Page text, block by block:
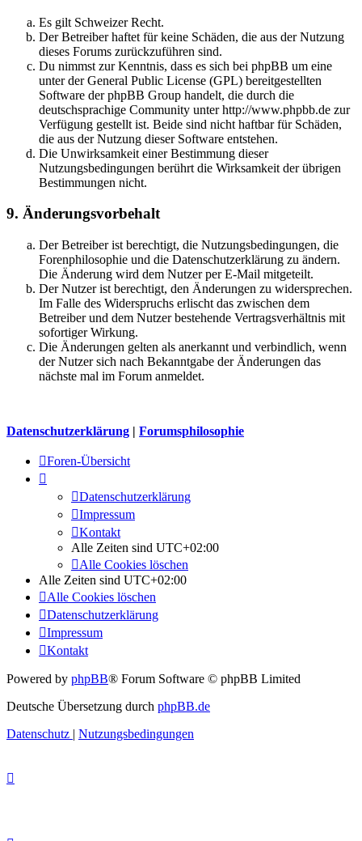
Es gilt Schweizer Recht.
Der Betreiber haftet für keine Schäden, die aus der Nutzung
dieses Forums zurückzuführen sind.
Du nimmst zur Kenntnis, dass es sich bei phpBB um eine
unter der General Public License (GPL) bereitgestellten
Software der phpBB Group handelt, die durch die
deutschsprachige Community unter http://www.phpbb.de zur
Verfügung gestellt ist. Beide sind nicht haftbar für Schäden,
die aus der Nutzung dieser Software entstehen.
Die Unwirksamkeit einer Bestimmung dieser
Nutzungsbedingungen berührt die Wirksamkeit der übrigen
Bestimmungen nicht.
9. Änderungsvorbehalt
Der Betreiber ist berechtigt, die Nutzungsbedingungen, die
Forenphilosophie und die Datenschutzerklärung zu ändern.
Die Änderung wird dem Nutzer per E-Mail mitgeteilt.
Der Nutzer ist berechtigt, den Änderungen zu widersprechen.
Im Falle des Widerspruchs erlischt das zwischen dem
Betreiber und dem Nutzer bestehende Vertragsverhältnis mit
sofortiger Wirkung.
Die Änderungen gelten als anerkannt und verbindlich, wenn
der Nutzer sich nach Bekanntgabe der Änderungen das
nächste mal im Forum anmeldet.
Datenschutzerklärung | Forumsphilosophie
Foren-Übersicht
Datenschutzerklärung
Impressum
Kontakt
Alle Zeiten sind UTC+02:00
Alle Cookies löschen
Alle Zeiten sind UTC+02:00
Alle Cookies löschen
Datenschutzerklärung
Impressum
Kontakt
Powered by phpBB® Forum Software © phpBB Limited
Deutsche Übersetzung durch phpBB.de
Datenschutz | Nutzungsbedingungen